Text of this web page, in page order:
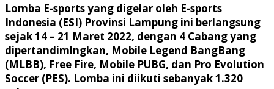
Lomba E-sports yang digelar oleh E-sports
Indonesia (ESI) Provinsi Lampung ini berlangsung
sejak 14 – 21 Maret 2022, dengan 4 Cabang yang
dipertandimlngkan, Mobile Legend BangBang
(MLBB), Free Fire, Mobile PUBG, dan Pro Evolution
Soccer (PES). Lomba ini diikuti sebanyak 1.320